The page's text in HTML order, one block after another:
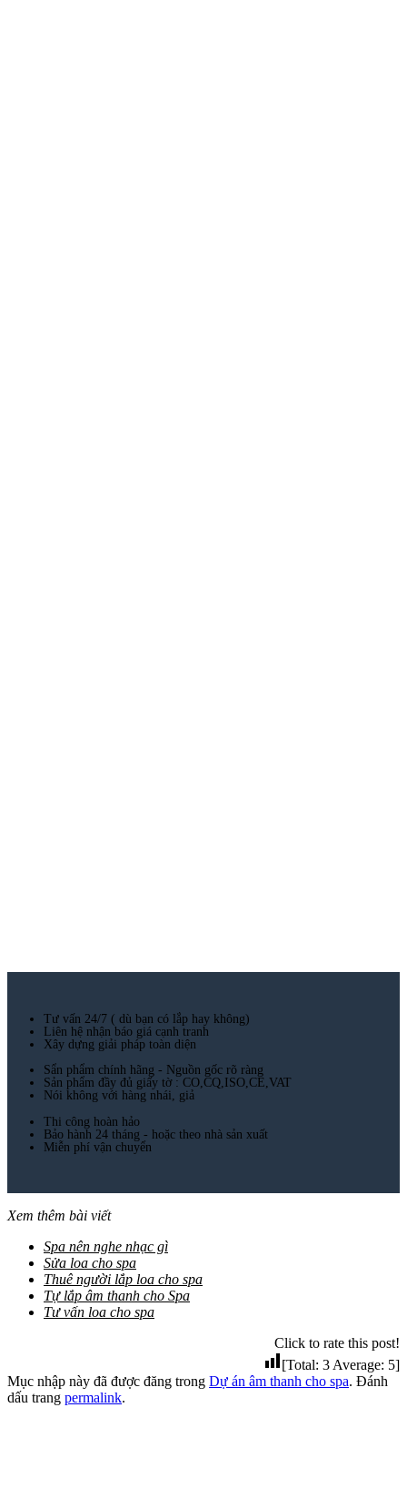
Tư vấn 24/7 ( dù bạn có lắp hay không)
Liên hệ nhận báo giá cạnh tranh
Xây dựng giải pháp toàn diện
Sẩn phẩm chính hãng - Nguồn gốc rõ ràng
Sản phẩm đầy đủ giấy tờ : CO,CQ,ISO,CE,VAT
Nói không với hàng nhái, giả
Thi công hoàn hảo
Bảo hành 24 tháng - hoặc theo nhà sản xuất
Miễn phí vận chuyển
Xem thêm bài viết
Spa nên nghe nhạc gì
Sửa loa cho spa
Thuê người lắp loa cho spa
Tự lắp âm thanh cho Spa
Tư vấn loa cho spa
Click to rate this post!
[Total: 3 Average: 5]
Mục nhập này đã được đăng trong Dự án âm thanh cho spa. Đánh
dấu trang permalink.